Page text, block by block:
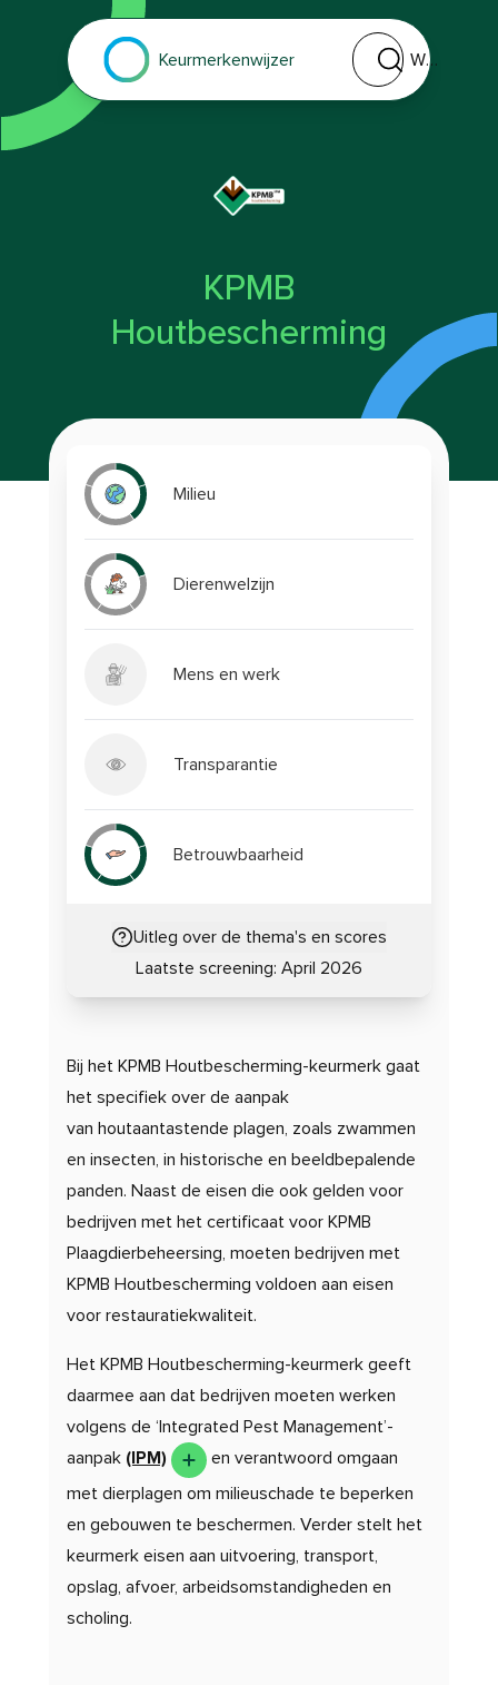
Keurmerkenwijzer
Welk keurmerk of
KPMB
Houtbescherming
Milieu
Dierenwelzijn
Mens en werk
Transparantie
Betrouwbaarheid
Uitleg over de thema's en scores
Laatste screening: April 2026
Bij het KPMB Houtbescherming-keurmerk gaat
het specifiek over de aanpak
van houtaantastende plagen, zoals zwammen
en insecten, in historische en beeldbepalende
panden. Naast de eisen die ook gelden voor
bedrijven met het certificaat voor KPMB
Plaagdierbeheersing, moeten bedrijven met
KPMB Houtbescherming voldoen aan eisen
voor restauratiekwaliteit.
Het KPMB Houtbescherming-keurmerk geeft
daarmee aan dat bedrijven moeten werken
volgens de ‘Integrated Pest Management’-
aanpak (IPM)
en verantwoord omgaan
met dierplagen om milieuschade te beperken
en gebouwen te beschermen. Verder stelt het
keurmerk eisen aan uitvoering, transport,
opslag, afvoer, arbeidsomstandigheden en
scholing.